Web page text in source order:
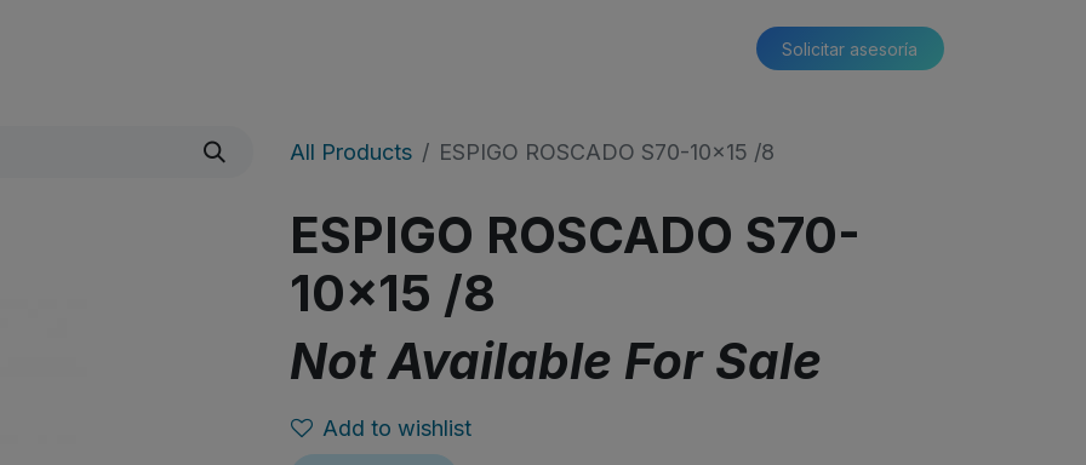
Solicitar asesoría​​
All Products ESPIGO ROSCADO S70-10x15 /8
ESPIGO ROSCADO S70-
10x15 /8
Not Available For Sale
Add to wishlist